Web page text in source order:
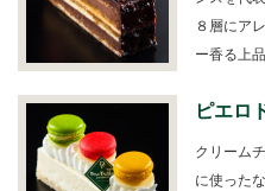
８層にア
ー香る上
ピエロ
クリーム
に使った